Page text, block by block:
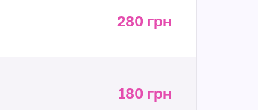
280 грн
180 грн